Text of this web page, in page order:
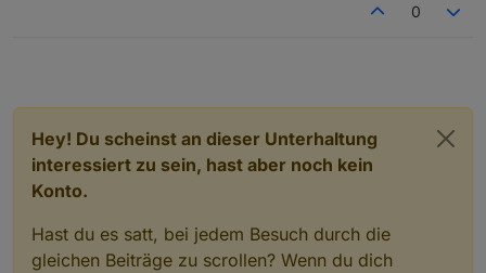
0
Hey! Du scheinst an dieser Unterhaltung
interessiert zu sein, hast aber noch kein
Konto.
Hast du es satt, bei jedem Besuch durch die
gleichen Beiträge zu scrollen? Wenn du dich